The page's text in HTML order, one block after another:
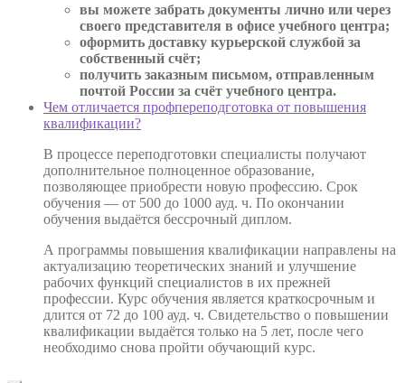
вы можете забрать документы лично или через
своего представителя в офисе учебного центра;
оформить доставку курьерской службой за
собственный счёт;
получить заказным письмом, отправленным
почтой России за счёт учебного центра.
Чем отличается профпереподготовка от повышения
квалификации?
В процессе переподготовки специалисты получают
дополнительное полноценное образование,
позволяющее приобрести новую профессию. Срок
обучения — от 500 до 1000 ауд. ч. По окончании
обучения выдаётся бессрочный диплом.
А программы повышения квалификации направлены на
актуализацию теоретических знаний и улучшение
рабочих функций специалистов в их прежней
профессии. Курс обучения является краткосрочным и
длится от 72 до 100 ауд. ч. Свидетельство о повышении
квалификации выдаётся только на 5 лет, после чего
необходимо снова пройти обучающий курс.